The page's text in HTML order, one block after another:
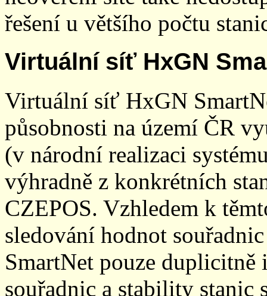
řešení u většího počtu
Virtuální síť HxGN
Virtuální síť HxGN
působnosti na území ČR
(v národní realizaci
výhradně z konkrétních
CZEPOS. Vzhledem k
sledování hodnot
SmartNet pouze
souřadnic a stability stanic